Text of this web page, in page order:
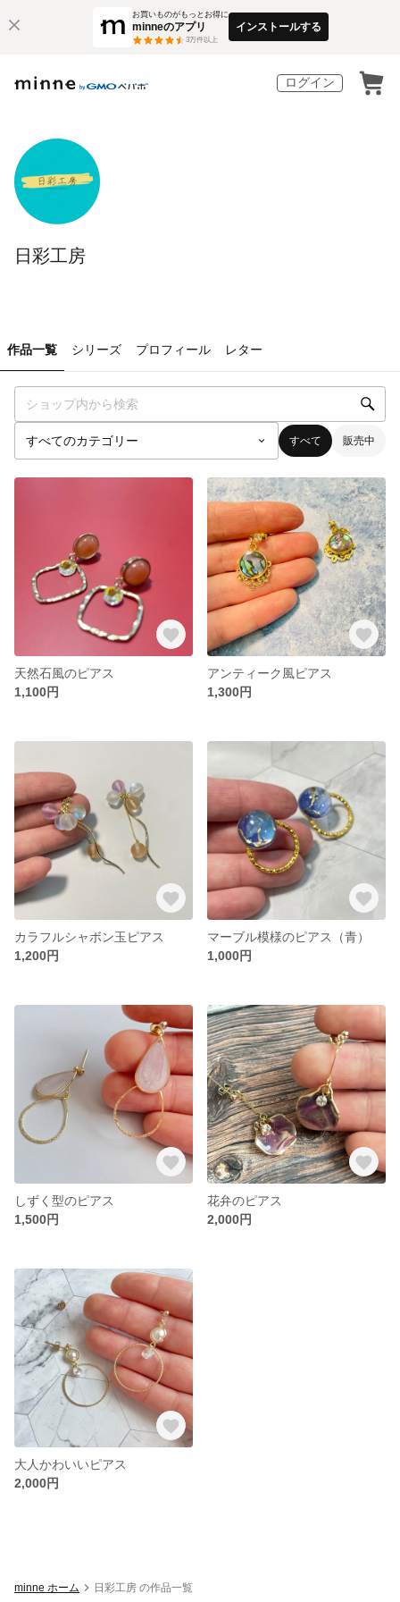
お買いものがもっとお得に
minneのアプリ
3万件以上
インストールする
ログイン
日彩工房
作品一覧 シリーズ プロフィール レター
すべて 販売中
天然石風のピアス
1,100円
アンティーク風ピアス
1,300円
カラフルシャボン玉ピアス
1,200円
マーブル模様のピアス（青）
1,000円
しずく型のピアス
1,500円
花弁のピアス
2,000円
大人かわいいピアス
2,000円
minne ホーム 日彩工房 の作品一覧